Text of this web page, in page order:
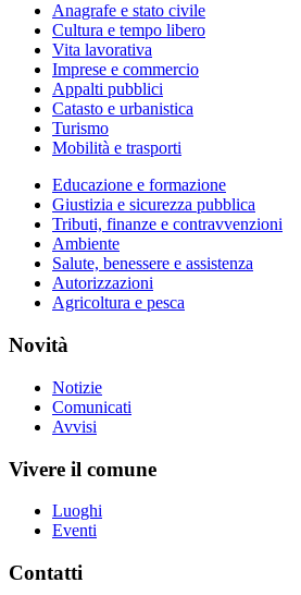
Anagrafe e stato civile
Cultura e tempo libero
Vita lavorativa
Imprese e commercio
Appalti pubblici
Catasto e urbanistica
Turismo
Mobilità e trasporti
Educazione e formazione
Giustizia e sicurezza pubblica
Tributi, finanze e contravvenzioni
Ambiente
Salute, benessere e assistenza
Autorizzazioni
Agricoltura e pesca
Novità
Notizie
Comunicati
Avvisi
Vivere il comune
Luoghi
Eventi
Contatti